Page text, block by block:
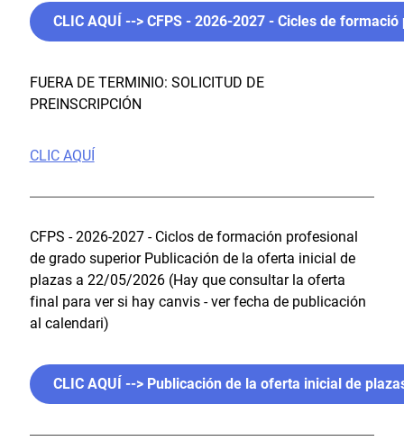
CLIC AQUÍ --> CFPS - 2026-2027 - Cicles de
FUERA DE TERMINIO: SOLICITUD DE
PREINSCRIPCIÓN
CLIC AQUÍ
CFPS - 2026-2027 - Ciclos de formación profesional
de grado superior Publicación de la oferta inicial de
plazas a 22/05/2026 (Hay que consultar la oferta
final para ver si hay canvis - ver fecha de publicación
al calendari)
CLIC AQUÍ --> Publicación de la oferta inicial de